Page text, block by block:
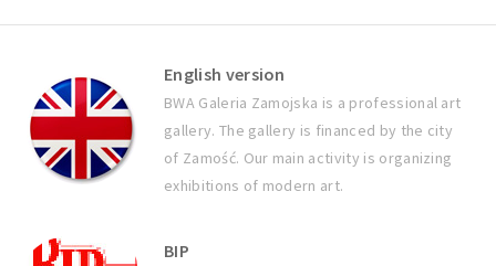
English version
BWA Galeria Zamojska is a professional art
gallery. The gallery is financed by the city
of Zamość. Our main activity is organizing
exhibitions of modern art.
BIP